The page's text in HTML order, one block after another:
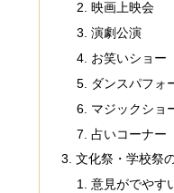
映画上映会
演劇公演
お笑いショー
ダンスパフォ
マジックショ
占いコーナー
文化祭・学校祭
意見がでやす